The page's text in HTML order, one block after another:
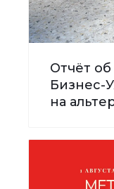
Отчёт
Бизнес-
на